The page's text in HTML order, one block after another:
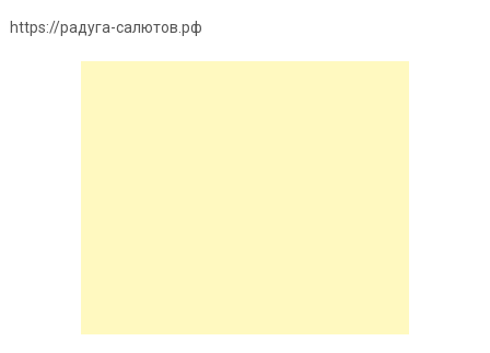
https://радуга-салютов.рф